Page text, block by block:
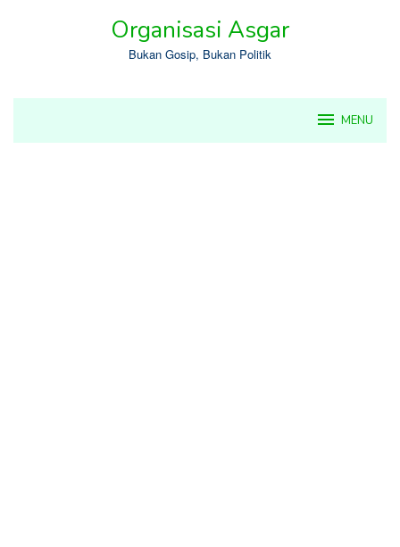
Organisasi Asgar
Bukan Gosip, Bukan Politik
MENU